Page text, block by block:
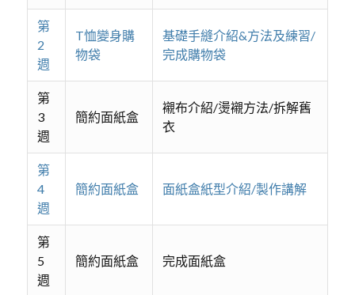
第
2
週
T恤變身購
物袋
基礎手縫介紹&方法及練習/
完成購物袋
第
3
週
簡約面紙盒
襯布介紹/燙襯方法/拆解舊
衣
第
4
週
簡約面紙盒 面紙盒紙型介紹/製作講解
第
5
週
簡約面紙盒 完成面紙盒